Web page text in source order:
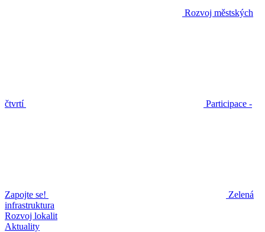
Rozvoj městských
čtvrtí Participace -
Zapojte se!
Zelená
infrastruktura
Rozvoj lokalit
Aktuality